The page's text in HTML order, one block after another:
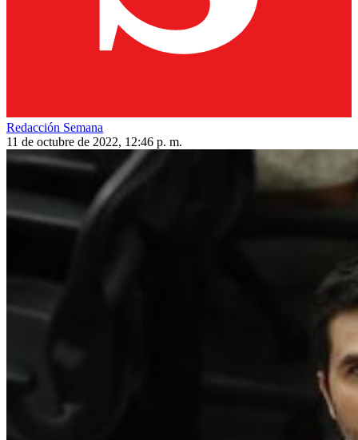
Redacción Semana
11 de octubre de 2022, 12:46 p. m.